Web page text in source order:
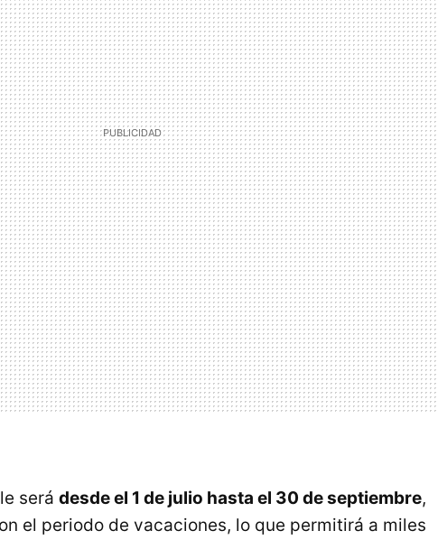
será desde el 1 de julio hasta el 30 de septiembre,
el periodo de vacaciones, lo que permitirá a miles